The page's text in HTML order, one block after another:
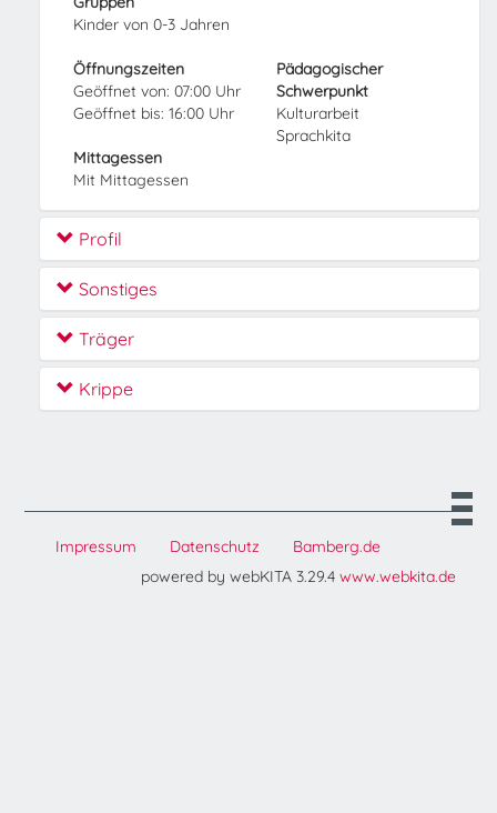
Kinder von 0-3 Jahren
Öffnungszeiten
Geöffnet von: 07:00 Uhr
Geöffnet bis: 16:00 Uhr
Mittagessen
Mit Mittagessen
Pädagogischer
Schwerpunkt
Kulturarbeit
Sprachkita
Profil
Sonstiges
Träger
Krippe
Impressum Datenschutz
Bamberg.de
powered by webKITA 3.29.4 www.webkita.de